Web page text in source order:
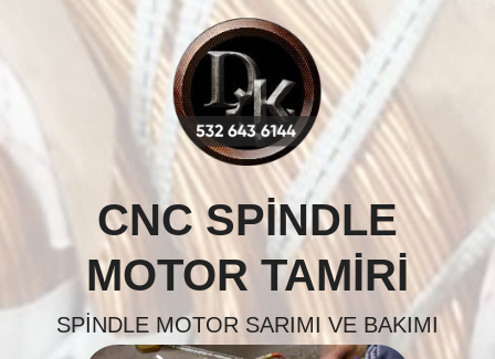
CNC SPINDLE
MOTOR TAMIRI
SPINDLE MOTOR SARIMI VE BAKIMI